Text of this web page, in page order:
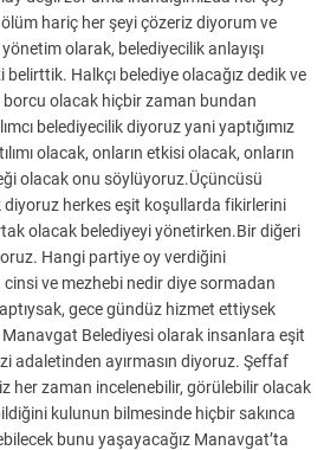
hariç her şeyi çözeriz diyorum ve
olarak, belediyecilik anlayışı
Halkçı belediye olacağız dedik ve
olacak hiçbir zaman bundan
belediyecilik diyoruz yani yaptığımız
olacak, onların etkisi olacak, onların
olacak onu söylüyoruz.Üçüncüsü
herkes eşit koşullarda fikirlerini
olacak belediyeyi yönetirken.Bir diğeri
Hangi partiye oy verdiğini
cinsi ve mezhebi nedir diye sormadan
gece gündüz hizmet ettiysek
Manavgat Belediyesi olarak insanlara eşit
adaletinden ayırmasın diyoruz. Şeffaf
her zaman incelenebilir, görülebilir olacak
kulunun bilmesinde hiçbir sakınca
bunu yaşayacağız Manavgat’ta